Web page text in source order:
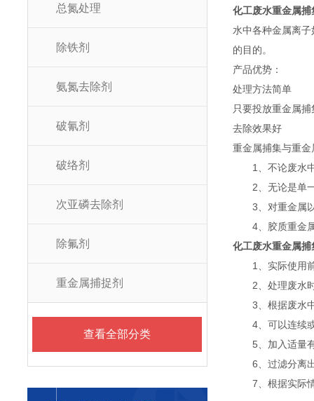
总氮处理
除铁剂
氨氮去除剂
破氰剂
破络剂
次亚磷去除剂
除氟剂
重金属捕捉剂
查看全部分类
化工废水重金属捕
水中各种金属离
的目的。
产品优势：
处理方法简单
只要投放重金属
去除效果好
重金属捕集与重
1、不论废水中
2、无论是单一
3、对重金属以
4、胶质重金属
化工废水重金属捕
1、实际使用前
2、处理废水时
3、根据废水中
4、可以连续或
5、加入适量有
6、过滤分离出
7、根据实际情